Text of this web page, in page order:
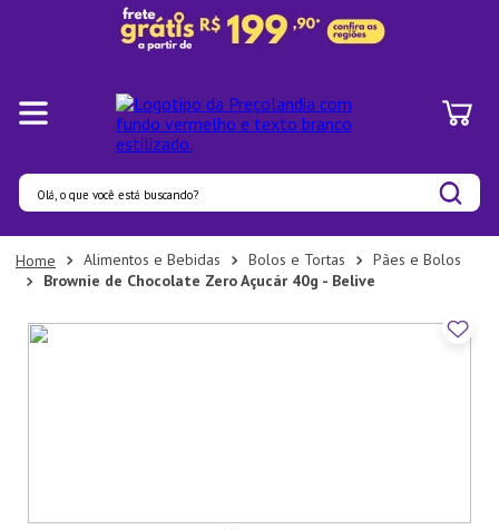
Olá, o que você está buscando?
Alimentos e Bebidas Bolos e Tortas
Pães e Bolos
Brownie de Chocolate Zero Açucár 40g - Belive
Termos mais buscados
1º
Panelas
2º
Pratos
7º
Tapete